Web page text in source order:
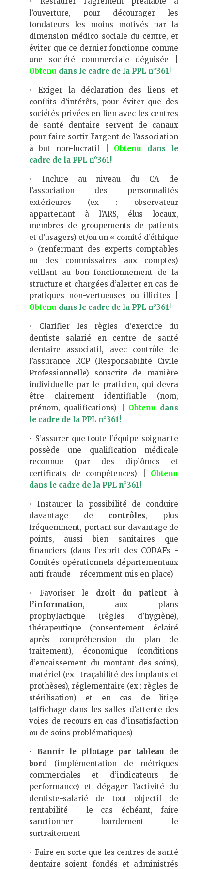
l’ouverture, pour décourager les
fondateurs les moins motivés par la
dimension médico-sociale du centre, et
éviter que ce dernier fonctionne comme
une société commerciale déguisée |
Obtenu dans le cadre de la PPL n°361!
• Exiger la déclaration des liens et
conflits d’intérêts, pour éviter que des
sociétés privées en lien avec les centres
de santé dentaire servent de canaux
pour faire sortir l’argent de l’association
à but non-lucratif | Obtenu dans le
cadre de la PPL n°361!
• Inclure au niveau du CA de
l’association des personnalités
extérieures (ex : observateur
appartenant à l’ARS, élus locaux,
membres de groupements de patients
et d’usagers) et/ou un « comité d’éthique
» (renfermant des experts-comptables
ou des commissaires aux comptes)
veillant au bon fonctionnement de la
structure et chargées d’alerter en cas de
pratiques non-vertueuses ou illicites |
Obtenu dans le cadre de la PPL n°361!
• Clarifier les règles d’exercice du
dentiste salarié en centre de santé
dentaire associatif, avec contrôle de
l’assurance RCP (Responsabilité Civile
Professionnelle) souscrite de manière
individuelle par le praticien, qui devra
être clairement identifiable (nom,
prénom, qualifications) | Obtenudans
le cadre de la PPL n°361!
• S’assurer que toute l’équipe soignante
possède une qualification médicale
reconnue (par des diplômes et
certificats de compétences) | Obtenu
dans le cadre de la PPL n°361!
• Instaurer la possibilité de conduire
davantage de contrôles, plus
fréquemment, portant sur davantage de
points, aussi bien sanitaires que
financiers (dans l’esprit des CODAFs -
Comités opérationnels départementaux
anti-fraude – récemment mis en place)
• Favoriser le droit du patient à
l’information, aux plans
prophylactique (règles d’hygiène),
thérapeutique (consentement éclairé
après compréhension du plan de
traitement), économique (conditions
d’encaissement du montant des soins),
matériel (ex : traçabilité des implants et
prothèses), réglementaire (ex : règles de
stérilisation) et en cas de litige
(affichage dans les salles d’attente des
voies de recours en cas d'insatisfaction
ou de soins problématiques)
• Bannir le pilotage par tableau de
bord (implémentation de métriques
commerciales et d’indicateurs de
performance) et dégager l’activité du
dentiste-salarié de tout objectif de
rentabilité ; le cas échéant, faire
sanctionner lourdement le
surtraitement
• Faire en sorte que les centres de santé
dentaire soient fondés et administrés